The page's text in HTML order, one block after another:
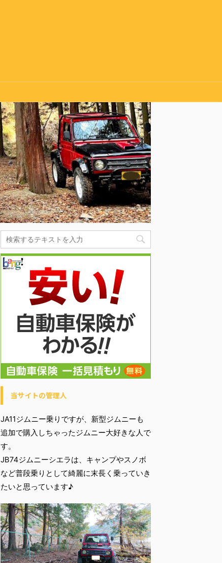
当サイトの管理人
JA11ジムニー乗りですが、新型ジムニーも
追加で購入しちゃったジムニー大好きな人で
す。
JB74ジムニーシエラは、キャンプやスノボ
など普段乗りとして綺麗に末長く乗っていき
たいと思っています♪